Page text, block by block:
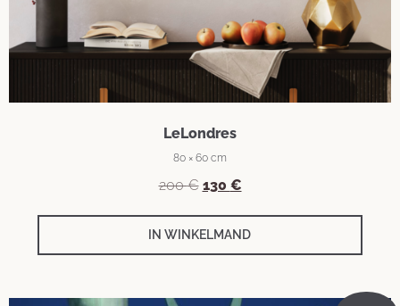
LeLondres
80 × 60 cm
200€ 130 €
IN WINKELMAND